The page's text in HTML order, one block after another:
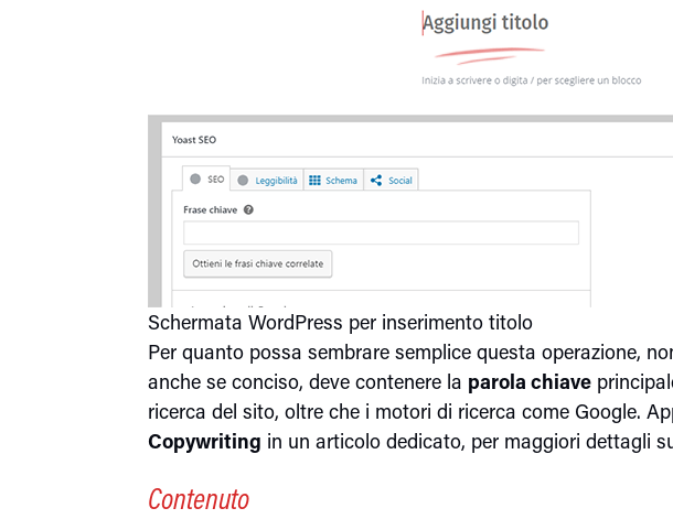
Schermata WordPress per inserimento titolo
Per quanto possa sembrare semplice questa operazione,
anche se conciso, deve contenere la parola chiave
ricerca del sito, oltre che i motori di ricerca come Google.
Copywriting in un articolo dedicato, per maggiori dettagli
Contenuto